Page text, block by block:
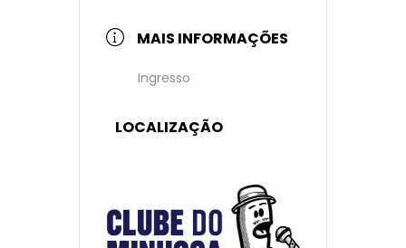
MAIS INFORMAÇÕES
Ingresso
LOCALIZAÇÃO